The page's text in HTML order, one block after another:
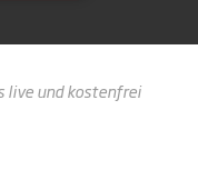
live und kostenfrei